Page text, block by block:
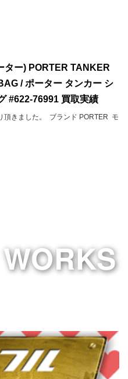
ター) PORTER TANKER
/ ポーター タンカー シ
#622-76991 買取実績
頂きました。 ブランド PORTER モ
センター